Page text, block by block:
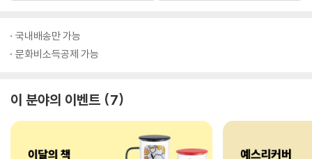
국내배송만 가능
문화비소득공제 가능
이 분야의 이벤트 7